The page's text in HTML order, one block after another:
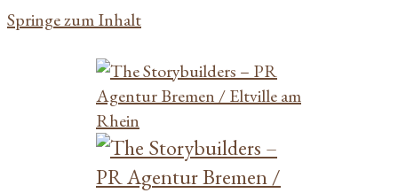
Springe zum Inhalt